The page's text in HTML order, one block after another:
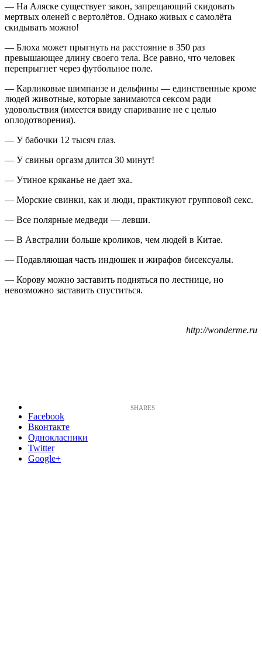
— На Аляске существует закон, запрещающий скидовать
мертвых оленей с вертолётов. Однако живых с самолёта
скидывать можно!
— Блоха может прыгнуть на расстояние в 350 раз
превышающее длину своего тела. Все равно, что человек
перепрыгнет через футбольное поле.
— Карликовые шимпанзе и дельфины — единственные кроме
людей животные, которые занимаются сексом ради
удовольствия (имеется ввиду спаривание не с целью
оплодотворения).
— У бабочки 12 тысяч глаз.
— У свиньи оргазм длится 30 минут!
— Утиное кряканье не дает эха.
— Морские свинки, как и люди, практикуют групповой секс.
— Все полярные медведи — левши.
— В Австралии больше кроликов, чем людей в Китае.
— Подавляющая часть индюшек и жирафов бисексуалы.
— Коpову можно заставить подняться по лестнице, но
невозможно заставить спуститься.
http://wonderme.ru
Facebook
Вконтакте
Однокласники
Twitter
Google+